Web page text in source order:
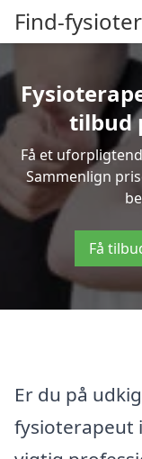
Find-
tilbud
Få et
Sammenlign
Få
Er du på
fysioterapeut